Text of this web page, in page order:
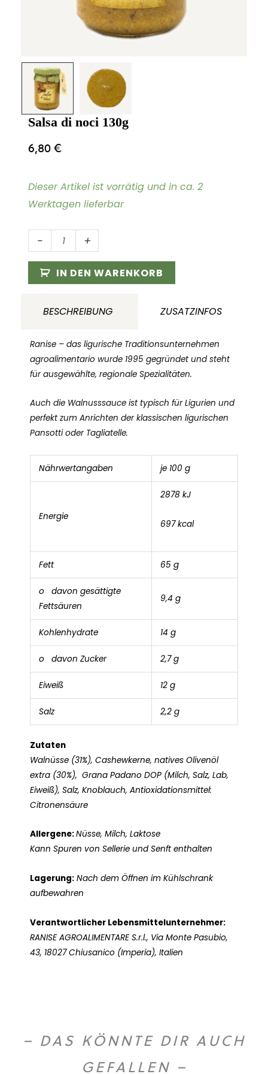
Salsa di noci 130g
6,80€
Dieser Artikel ist vorrätig und in ca. 2
Werktagen lieferbar
-
Salsa
di
noci
Menge
+
IN DEN WARENKORB
BESCHREIBUNG ZUSATZINFOS
Ranise – das ligurische Traditionsunternehmen
agroalimentario wurde 1995 gegründet und steht
für ausgewählte, regionale Spezialitäten.
Auch die Walnusssauce ist typisch für Ligurien und
perfekt zum Anrichten der klassischen ligurischen
Pansotti oder Tagliatelle.
Nährwertangaben je 100 g
Energie
2878 kJ
697 kcal
Fett 65 g
o davon gesättigte
Fettsäuren
9,4 g
Kohlenhydrate 14 g
o davon Zucker 2,7 g
Eiweiß 12 g
Salz 2,2 g
Zutaten
Walnüsse (31%), Cashewkerne, natives Olivenöl
extra (30%), Grana Padano DOP (Milch, Salz, Lab,
Eiweiß), Salz, Knoblauch, Antioxidationsmittel:
Citronensäure
Allergene:Nüsse, Milch, Laktose
Kann Spuren von Sellerie und Senft enthalten
Lagerung: Nach dem Öffnen im Kühlschrank
aufbewahren
Verantwortlicher Lebensmittelunternehmer:
RANISE AGROALIMENTARE S.r.l., Via Monte Pasubio,
43, 18027 Chiusanico (Imperia), Italien
– DAS KÖNNTE DIR AUCH
GEFALLEN –